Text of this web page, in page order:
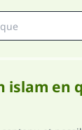
islam en